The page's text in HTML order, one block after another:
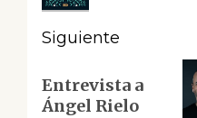
Siguiente
entrada:
Entrevista a
Ángel Rielo